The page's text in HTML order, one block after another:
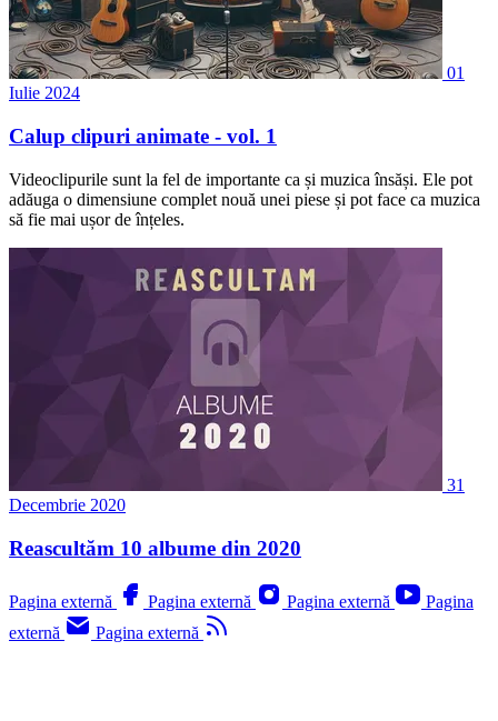
01
Iulie 2024
Calup clipuri animate - vol. 1
Videoclipurile sunt la fel de importante ca și muzica însăși. Ele pot
adăuga o dimensiune complet nouă unei piese și pot face ca muzica
să fie mai ușor de înțeles.
31
Decembrie 2020
Reascultăm 10 albume din 2020
Pagina externă Pagina externă Pagina externă
Pagina
externă
Pagina externă